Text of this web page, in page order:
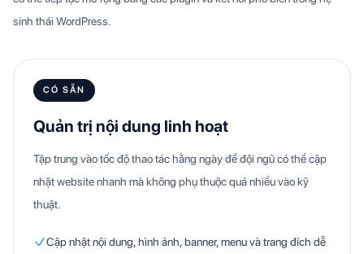
sinh thái WordPress.
CÓ SẴN
Quản trị nội dung linh hoạt
Tập trung vào tốc độ thao tác hằng ngày để đội ngũ có thể cập
nhật website nhanh mà không phụ thuộc quá nhiều vào kỹ
thuật.
Cập nhật nội dung, hình ảnh, banner, menu và trang đích dễ